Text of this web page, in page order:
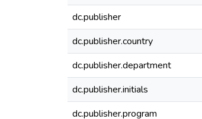
dc.publisher
dc.publisher.country
dc.publisher.department
dc.publisher.initials
dc.publisher.program